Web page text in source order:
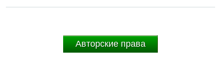
Авторские права